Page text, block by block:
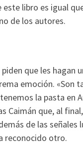
este libro es igual
de los autores.
que les hagan
emoción. «Son
la pasta en
Caimán que, al
de las
reconocido otro.